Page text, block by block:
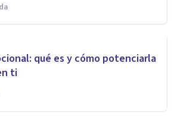
qué es y cómo potenciarla
ti